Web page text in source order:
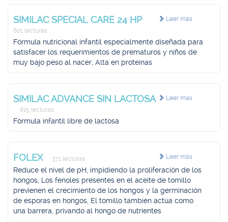
Leer más
SIMILAC SPECIAL CARE 24 HP
601 lecturas
Fórmula nutricional infantil especialmente diseñada para
satisfacer los requerimientos de prematuros y niños de
muy bajo peso al nacer, Alta en proteínas
Leer más
SIMILAC ADVANCE SIN LACTOSA
815 lecturas
Fórmula infantil libre de lactosa
Leer más
FOLEX 371 lecturas
Reduce el nivel de pH, impidiendo la proliferación de los
hongos, Los fenoles presentes en el aceite de tomillo
previenen el crecimiento de los hongos y la germinación
de esporas en hongos, El tomillo también actúa como
una barrera, privando al hongo de nutrientes